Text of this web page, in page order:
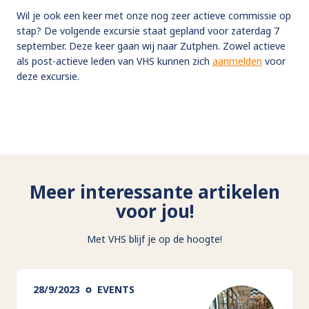
Wil je ook een keer met onze nog zeer actieve commissie op
stap? De volgende excursie staat gepland voor zaterdag 7
september. Deze keer gaan wij naar Zutphen. Zowel actieve
als post-actieve leden van VHS kunnen zich aanmelden voor
deze excursie.
Meer interessante artikelen
voor jou!
Met VHS blijf je op de hoogte!
28/9/2023 EVENTS